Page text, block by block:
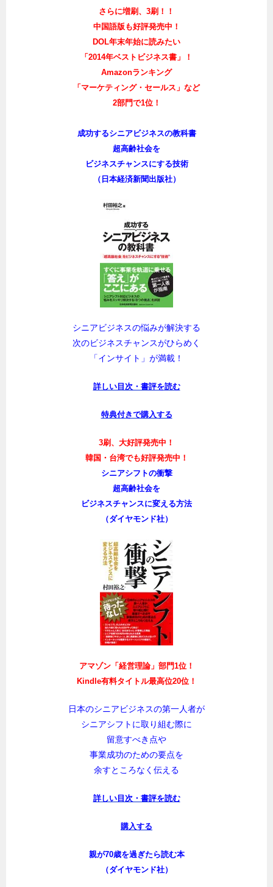
さらに増刷、3刷！！
中国語版も好評発売中！
DOL年末年始に読みたい
「2014年ベストビジネス書」！
Amazonランキング
「マーケティング・セールス」など
2部門で1位！
成功するシニアビジネスの教科書
超高齢社会を
ビジネスチャンスにする技術
（日本経済新聞出版社）
シニアビジネスの悩みが解決する
次のビジネスチャンスがひらめく
「インサイト」が満載！
詳しい目次・書評を読む
特典付きで購入する
3刷、大好評発売中！
韓国・台湾でも好評発売中！
シニアシフトの衝撃
超高齢社会を
ビジネスチャンスに変える方法
（ダイヤモンド社）
アマゾン「経営理論」部門1位！
Kindle有料タイトル最高位20位！
日本のシニアビジネスの第一人者が
シニアシフトに取り組む際に
留意すべき点や
事業成功のための要点を
余すところなく伝える
詳しい目次・書評を読む
購入する
親が70歳を過ぎたら読む本
（ダイヤモンド社）